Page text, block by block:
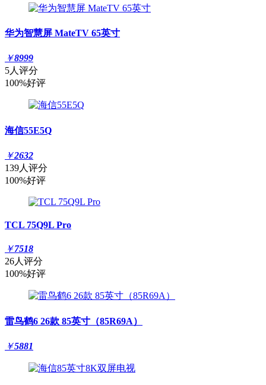
华为智慧屏 MateTV 65英寸
￥8999
5人评分
100%好评
海信55E5Q
￥2632
139人评分
100%好评
TCL 75Q9L Pro
￥7518
26人评分
100%好评
雷鸟鹤6 26款 85英寸（85R69A）
￥5881